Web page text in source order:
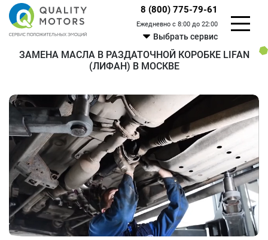
8 (800) 775-79-61
Ежедневно с 8:00 до 22:00
Выбрать сервис
ЗАМЕНА МАСЛА В РАЗДАТОЧНОЙ КОРОБКЕ LIFAN
(ЛИФАН) В МОСКВЕ